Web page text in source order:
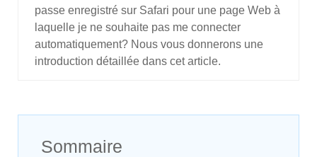
passe enregistré sur Safari pour une page Web à
laquelle je ne souhaite pas me connecter
automatiquement? Nous vous donnerons une
introduction détaillée dans cet article.
Sommaire